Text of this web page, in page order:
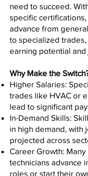
need to succeed.
specific certifications,
advance from
to specialized
earning potential and
Why Make the
Higher Salaries:
trades like HVAC or
lead to significant
In-Demand Skills:
in high demand, with
projected across
Career Growth:
technicians advance
roles or start their